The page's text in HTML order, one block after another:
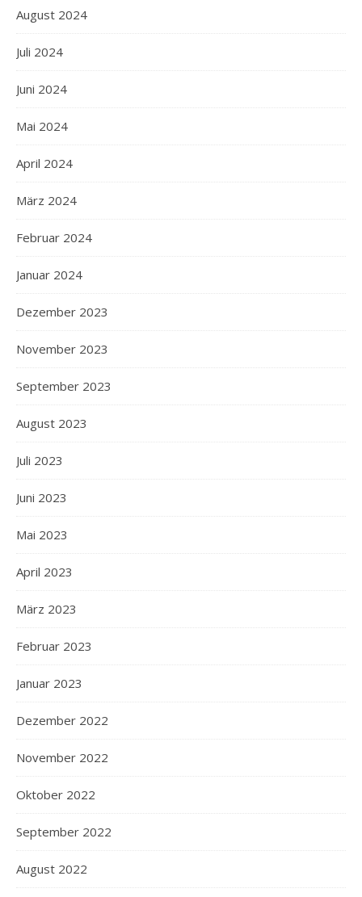
August 2024
Juli 2024
Juni 2024
Mai 2024
April 2024
März 2024
Februar 2024
Januar 2024
Dezember 2023
November 2023
September 2023
August 2023
Juli 2023
Juni 2023
Mai 2023
April 2023
März 2023
Februar 2023
Januar 2023
Dezember 2022
November 2022
Oktober 2022
September 2022
August 2022